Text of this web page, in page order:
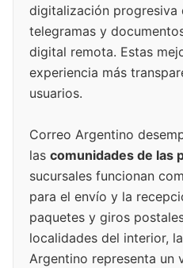
digitalización progresiva
telegramas y
digital remota. Estas
experiencia más
usuarios.
Correo Argentino
las comunidades de las
sucursales funcionan
para el envío y la
paquetes y giros
localidades del interior,
Argentino representa un